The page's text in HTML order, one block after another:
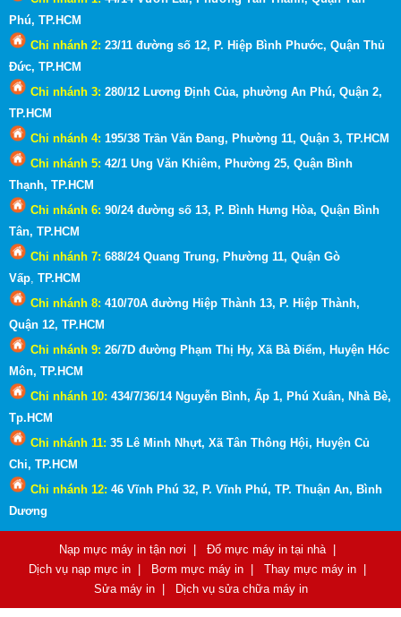
Phú, TP.HCM
Chi nhánh 2: 23/11 đường số 12, P. Hiệp Bình Phước, Quận Thủ
Đức, TP.HCM
Chi nhánh 3: 280/12 Lương Định Của, phường An Phú, Quận 2,
TP.HCM
Chi nhánh 4: 195/38 Trần Văn Đang, Phường 11, Quận 3, TP.HCM
Chi nhánh 5: 42/1 Ung Văn Khiêm, Phường 25, Quận Bình
Thạnh, TP.HCM
Chi nhánh 6: 90/24 đường số 13, P. Bình Hưng Hòa, Quận Bình
Tân, TP.HCM
Chi nhánh 7: 688/24 Quang Trung, Phường 11, Quận Gò
Vấp, TP.HCM
Chi nhánh 8: 410/70A đường Hiệp Thành 13, P. Hiệp Thành,
Quận 12, TP.HCM
Chi nhánh 9: 26/7D đường Phạm Thị Hy, Xã Bà Điểm, Huyện Hóc
Môn, TP.HCM
Chi nhánh 10: 434/7/36/14 Nguyễn Bình, Ấp 1, Phú Xuân, Nhà Bè,
Tp.HCM
Chi nhánh 11: 35 Lê Minh Nhựt, Xã Tân Thông Hội, Huyện Củ
Chi, TP.HCM
Chi nhánh 12: 46 Vĩnh Phú 32, P. Vĩnh Phú, TP. Thuận An, Bình
Dương
Nạp mực máy in tận nơi Đổ mực máy in tại nhà|
Dịch vụ nạp mực in| Bơm mực máy in| Thay mực máy in|
Sửa máy in| Dịch vụ sửa chữa máy in